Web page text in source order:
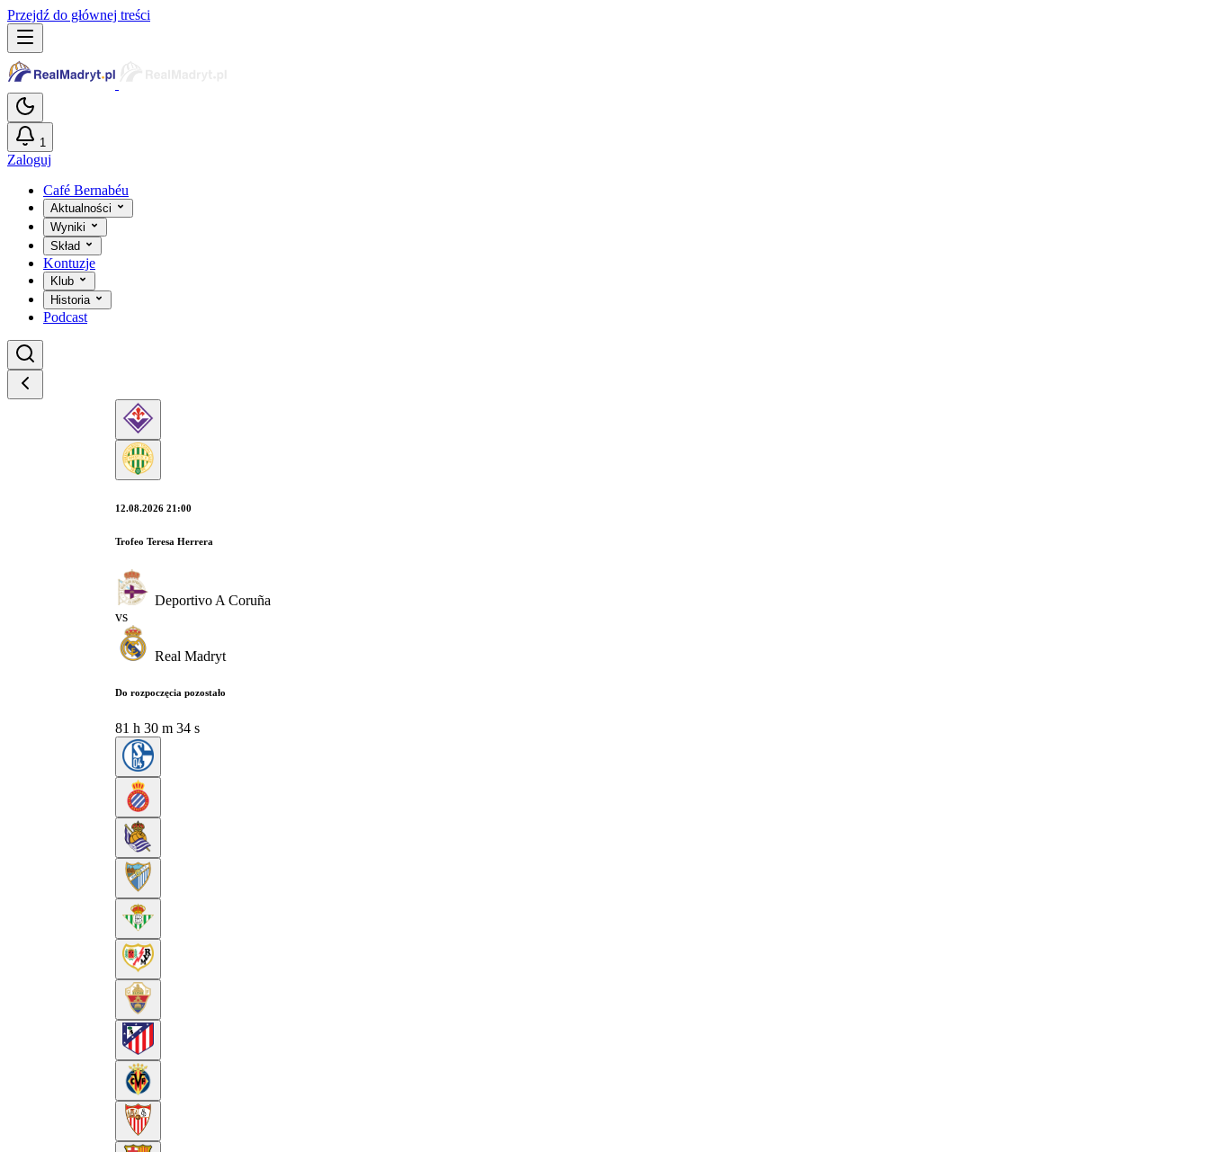
Przejdź do głównej treści
1
Zaloguj
Café Bernabéu
Aktualności
Wyniki
Skład
Kontuzje
Klub
Historia
Podcast
12.08.2026 21:00
Trofeo Teresa Herrera
Deportivo A Coruña
vs
Real Madryt
Do rozpoczęcia pozostało
81 h 30 m 33 s